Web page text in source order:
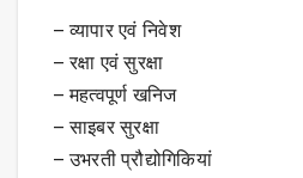
– व्यापार एवं निवेश
– रक्षा एवं सुरक्षा
– महत्वपूर्ण खनिज
– साइबर सुरक्षा
– उभरती प्रौद्योगिकियां